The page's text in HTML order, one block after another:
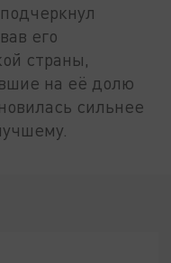
его
страны,
на её долю
сильнее